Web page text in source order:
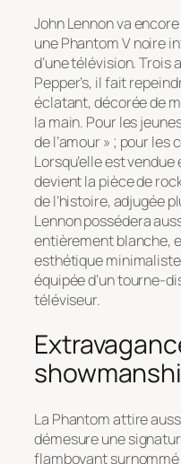
John Lennon va
une Phantom V noire
d’une télévision. Trois
Pepper’s, il fait
éclatant, décorée de
la main. Pour les
de l’amour » ; pour
Lorsqu’elle est
devient la pièce de
de l’histoire, adjugée
Lennon possédera
entièrement blanche,
esthétique minimaliste
équipée d’un tourne-
téléviseur.
La Phantom attire
démesure une
flamboyant